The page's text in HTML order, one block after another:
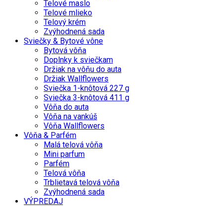
Telové maslo
Telové mlieko
Telový krém
Zvýhodnená sada
Sviečky & Bytové vône
Bytová vôňa
Doplnky k sviečkam
Držiak na vôňu do auta
Držiak Wallflowers
Sviečka 1-knôtová 227 g
Sviečka 3-knôtová 411 g
Vôňa do auta
Vôňa na vankúš
Vôňa Wallflowers
Vôňa & Parfém
Malá telová vôňa
Mini parfum
Parfém
Telová vôňa
Trblietavá telová vôňa
Zvýhodnená sada
VÝPREDAJ